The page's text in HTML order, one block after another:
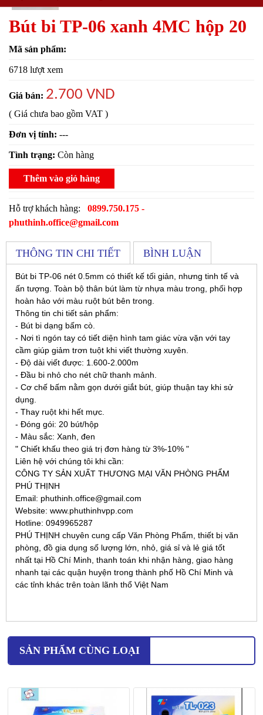
Bút bi TP-06 xanh 4MC hộp 20
Mã sản phẩm:
6718 lượt xem
Giá bán: 2.700 VND
( Giá chưa bao gồm VAT )
Đơn vị tính: ---
Tình trạng: Còn hàng
Thêm vào giỏ hàng
Hỗ trợ khách hàng: 0899.750.175 -
phuthinh.office@gmail.com
THÔNG TIN CHI TIẾT BÌNH LUẬN
Bút bi TP-06 nét 0.5mm có thiết kế tối giản, nhưng tinh tế và
ấn tượng. Toàn bộ thân bút làm từ nhựa màu trong, phối hợp
hoàn hảo với màu ruột bút bên trong.
Thông tin chi tiết sản phẩm:
- Bút bi dạng bấm cò.
- Nơi tì ngón tay có tiết diện hình tam giác vừa vặn với tay
cầm giúp giảm trơn tuột khi viết thường xuyên.
- Độ dài viết được: 1.600-2.000m
- Đầu bi nhỏ cho nét chữ thanh mảnh.
- Cơ chế bấm nằm gọn dưới giắt bút, giúp thuận tay khi sử
dụng.
- Thay ruột khi hết mực.
- Đóng gói: 20 bút/hộp
- Màu sắc: Xanh, đen
" Chiết khấu theo giá trị đơn hàng từ 3%-10% "
Liên hệ với chúng tôi khi cần:
CÔNG TY SẢN XUẤT THƯƠNG MẠI VĂN PHÒNG PHẨM
PHÚ THỊNH
Email: phuthinh.office@gmail.com
Website: www.phuthinhvpp.com
Hotline: 0949965287
PHÚ THỊNH chuyên cung cấp Văn Phòng Phẩm, thiết bị văn
phòng, đồ gia dụng số lượng lớn, nhỏ, giá sỉ và lẻ giá tốt
nhất tại Hồ Chí Minh, thanh toán khi nhận hàng, giao hàng
nhanh tại các quận huyện trong thành phố Hồ Chí Minh và
các tỉnh khác trên toàn lãnh thổ Việt Nam
SẢN PHẨM CÙNG LOẠI